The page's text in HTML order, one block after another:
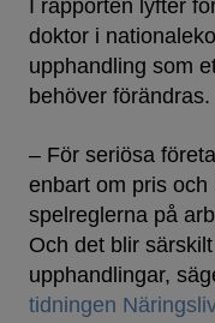
I rapporten lyfter
doktor i
upphandling som
behöver förändras.
– För seriösa
enbart om pris
spelreglerna på
Och det blir
upphandlingar,
tidningen